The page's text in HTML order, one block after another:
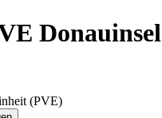
Donauinsel
(PVE)